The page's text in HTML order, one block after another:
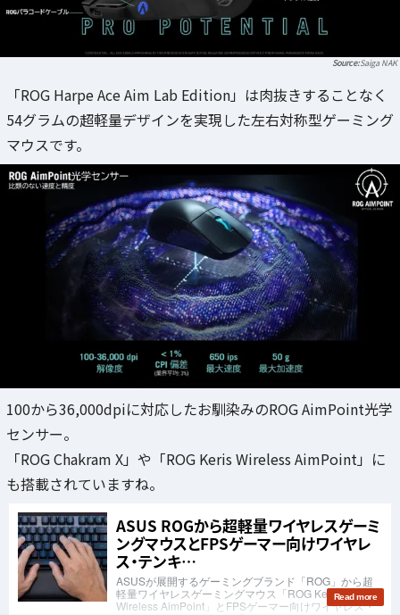
Saiga NAK
「ROG Harpe Ace Aim Lab Edition」は肉抜きすることなく
54グラムの超軽量デザインを実現した左右対称型ゲーミング
マウスです。
100から36,000dpiに対応したお馴染みのROG AimPoint光学
センサー。
「ROG Chakram X」や「ROG Keris Wireless AimPoint」に
も搭載されていますね。